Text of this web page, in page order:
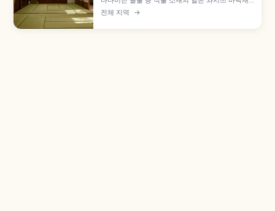
로, 헤이안 귀족의 깔개에서 무로마치 시대 이후 방
전체로 확산되었습니다. 신발을 가지런히 두는 매
너, 다다미베리와 캐리어 바퀴, 음료 엎질러짐 주의
전체 지역 →